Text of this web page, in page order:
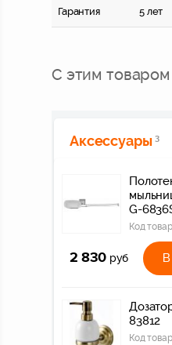
Гарантия 5 лет
С этим
Аксессуары 3
G-
Код
2 830 руб
83812
Код